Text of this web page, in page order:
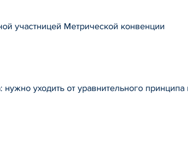
участницей Метрической конвенции
уходить от уравнительного